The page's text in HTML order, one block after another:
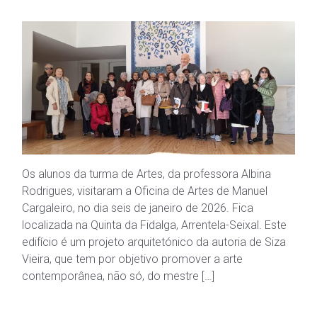
Os alunos da turma de Artes, da professora Albina
Rodrigues, visitaram a Oficina de Artes de Manuel
Cargaleiro, no dia seis de janeiro de 2026. Fica
localizada na Quinta da Fidalga, Arrentela-Seixal. Este
edifício é um projeto arquitetónico da autoria de Siza
Vieira, que tem por objetivo promover a arte
contemporânea, não só, do mestre […]